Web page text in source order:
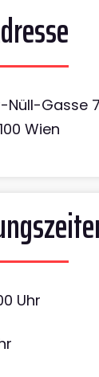
Gasse
Wien
Uhr